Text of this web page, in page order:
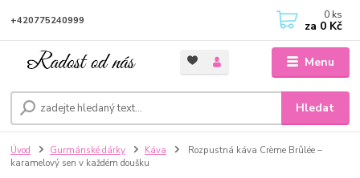
Menu
Hledat
+420775240999 0 ks
za 0 Kč
Úvod Gurmánské dárky Káva
Rozpustná káva Crème Brûlée –
karamelový sen v každém doušku